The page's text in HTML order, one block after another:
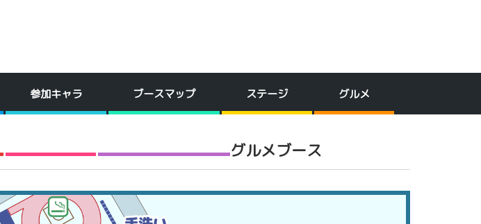
参加キャラ ブースマップ ステージ グルメ
グルメブース